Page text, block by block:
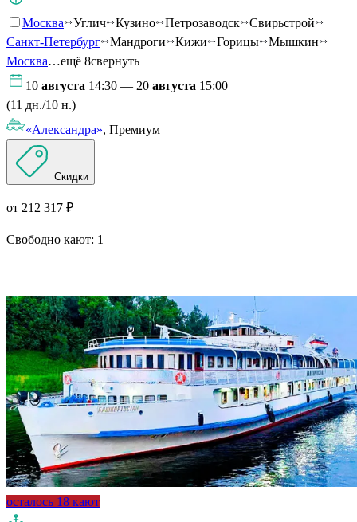
Москва Углич Кузино Петрозаводск
Свирьстрой
Санкт-Петербург
Мандроги Кижи Горицы
Мышкин
Москва…ещё 8свернуть
10 августа 14:30 — 20 августа 15:00
(11 дн./10 н.)
«Александра», Премиум
Скидки
от 212 317 ₽
Свободно кают: 1
осталось 18 кают